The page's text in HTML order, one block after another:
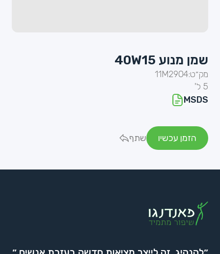
שמן מנוע 40W15
מק״ט:11M2904
5 ל'
MSDS
הזמן עכשיו שתף